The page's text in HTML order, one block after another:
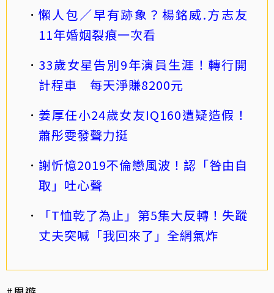
懶人包／早有跡象？楊銘威.方志友
11年婚姻裂痕一次看
33歲女星告別9年演員生涯！轉行開
計程車 每天淨賺8200元
姜厚任小24歲女友IQ160遭疑造假！
蕭彤雯發聲力挺
謝忻憶2019不倫戀風波！認「咎由自
取」吐心聲
「T恤乾了為止」第5集大反轉！失蹤
丈夫突喊「我回來了」全網氣炸